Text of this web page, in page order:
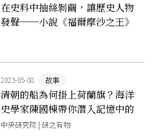
在史料中抽絲剝繭，讓歷史人物
發聲──小說《福爾摩沙之王》
2023-05-08 故事
清朝的船為何掛上荷蘭旗？海洋
史學家陳國棟帶你潛入記憶中的
海洋
中央研究院 | 研之有物